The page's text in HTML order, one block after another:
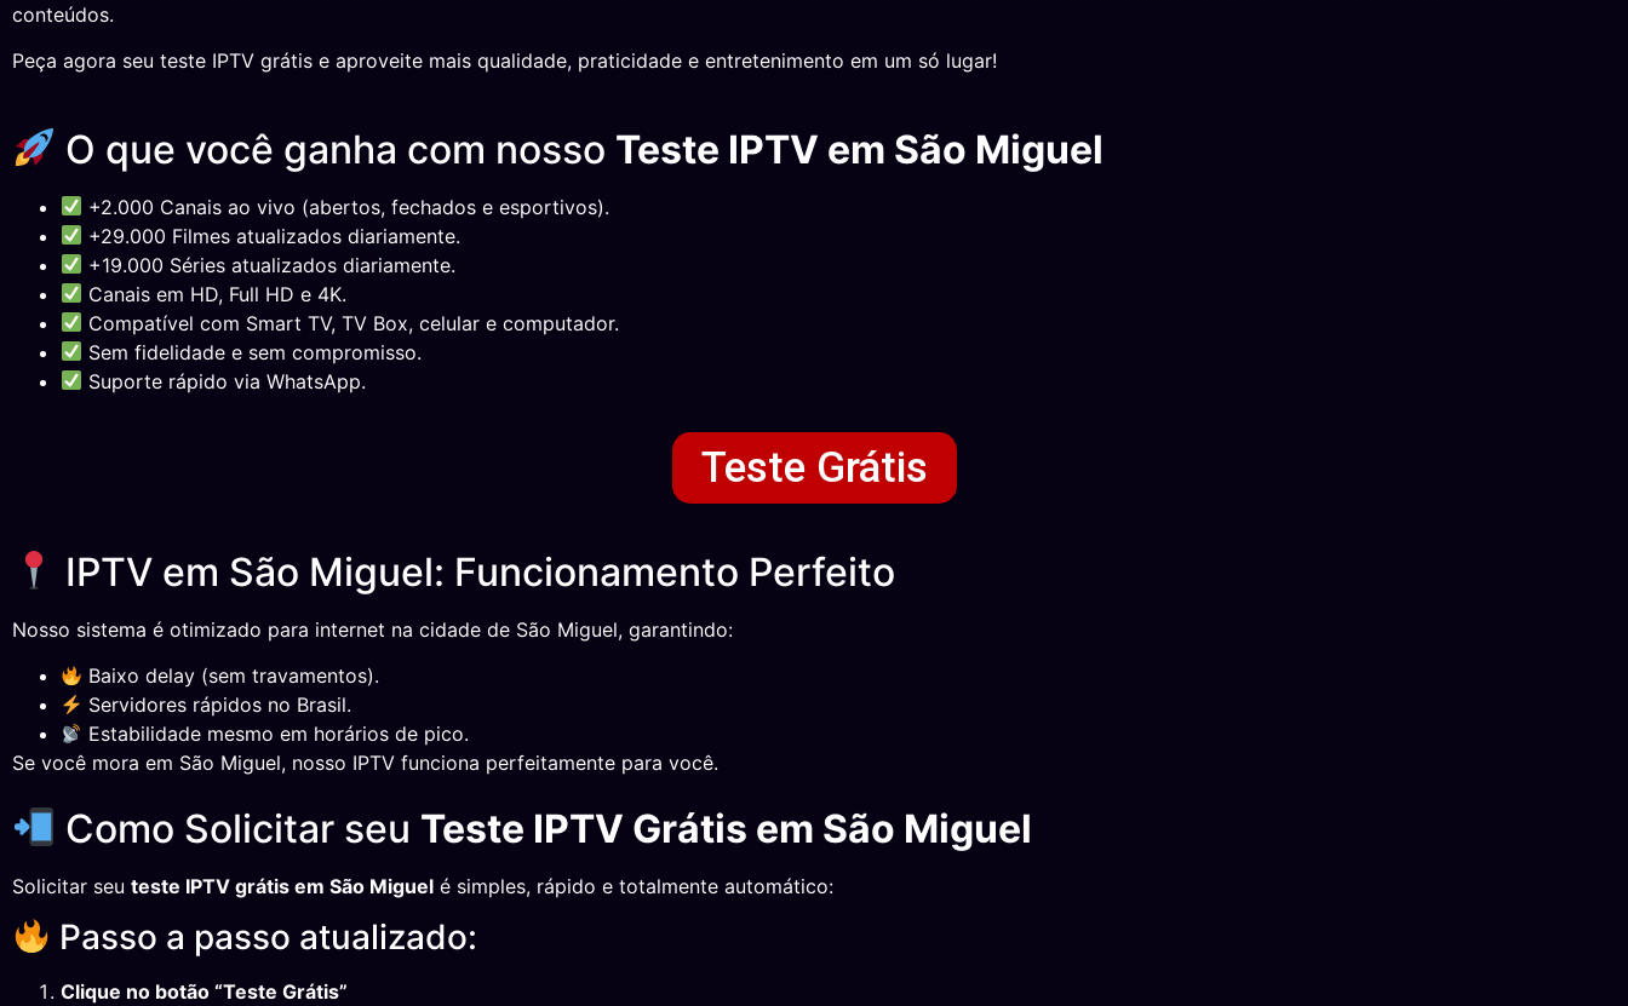
conteúdos.
Peça agora seu teste IPTV grátis e aproveite mais qualidade, praticidade e entretenimento em um só lugar!
O que você ganha com nosso Teste IPTV em São Miguel
+2.000 Canais ao vivo (abertos, fechados e esportivos).
+29.000 Filmes atualizados diariamente.
+19.000 Séries atualizados diariamente.
Canais em HD, Full HD e 4K.
Compatível com Smart TV, TV Box, celular e computador.
Sem fidelidade e sem compromisso.
Suporte rápido via WhatsApp.
Teste Grátis
IPTV em São Miguel: Funcionamento Perfeito
Nosso sistema é otimizado para internet na cidade de São Miguel, garantindo:
Baixo delay (sem travamentos).
Servidores rápidos no Brasil.
Estabilidade mesmo em horários de pico.
Se você mora em São Miguel, nosso IPTV funciona perfeitamente para você.
Como Solicitar seu Teste IPTV Grátis em São Miguel
Solicitar seu teste IPTV grátis em São Miguel é simples, rápido e totalmente automático:
Passo a passo atualizado:
Clique no botão “Teste Grátis”